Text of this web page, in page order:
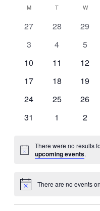
date.
Calendar
M T W
0
27
0
28
0
29
0
3
0
4
0
5
0
10
0
11
0
12
0
17
0
18
0
19
0
24
0
25
0
26
0
31
0
1
0
2
Notice
There were no results
upcoming events.
Notice There are no events